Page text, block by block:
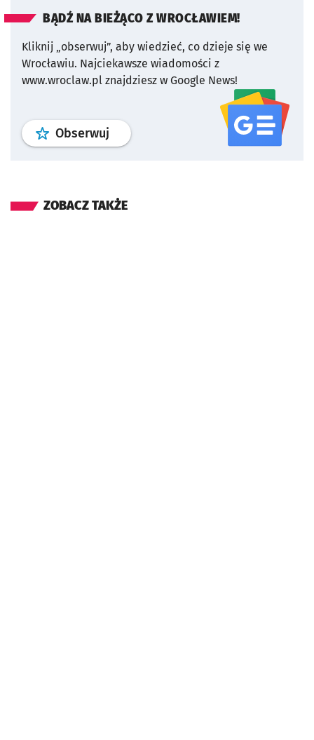
BĄDŹ NA BIEŻĄCO Z WROCŁAWIEM!
Kliknij „obserwuj”, aby wiedzieć, co dzieje się we
Wrocławiu. Najciekawsze wiadomości z
www.wroclaw.pl znajdziesz w Google News!
Obserwuj profil serwisu
ZOBACZ TAKŻE